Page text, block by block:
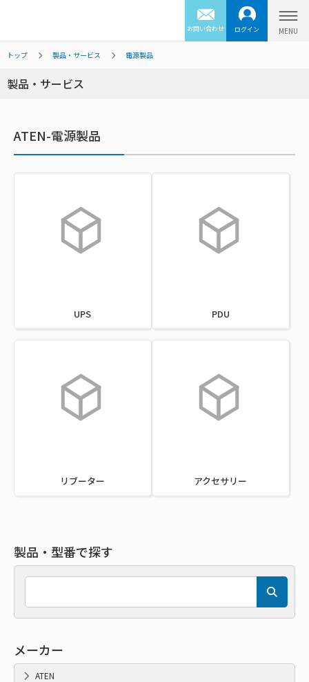
お問い合わせ ログイン
トップ 製品・サービス 電源製品
製品・サービス
ATEN-電源製品
UPS PDU
リブーター アクセサリー
製品・型番で探す
メーカー
ATEN